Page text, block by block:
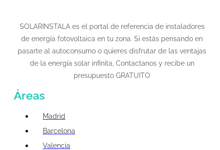
SOLARINSTALA es el portal de referencia de instaladores
de energía fotovoltaica en tu zona. Si estás pensando en
pasarte al autoconsumo o quieres disfrutar de las ventajas
de la energía solar infinita, Contactanos y recibe un
presupuesto GRATUITO
Áreas
Madrid
Barcelona
Valencia